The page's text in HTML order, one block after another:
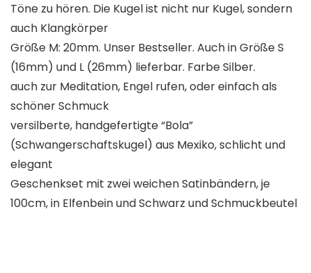
Töne zu hören. Die Kugel ist nicht nur Kugel, sondern
auch Klangkörper
Größe M: 20mm. Unser Bestseller. Auch in Größe S
(16mm) und L (26mm) lieferbar. Farbe Silber.
auch zur Meditation, Engel rufen, oder einfach als
schöner Schmuck
versilberte, handgefertigte “Bola”
(Schwangerschaftskugel) aus Mexiko, schlicht und
elegant
Geschenkset mit zwei weichen Satinbändern, je
100cm, in Elfenbein und Schwarz und Schmuckbeutel